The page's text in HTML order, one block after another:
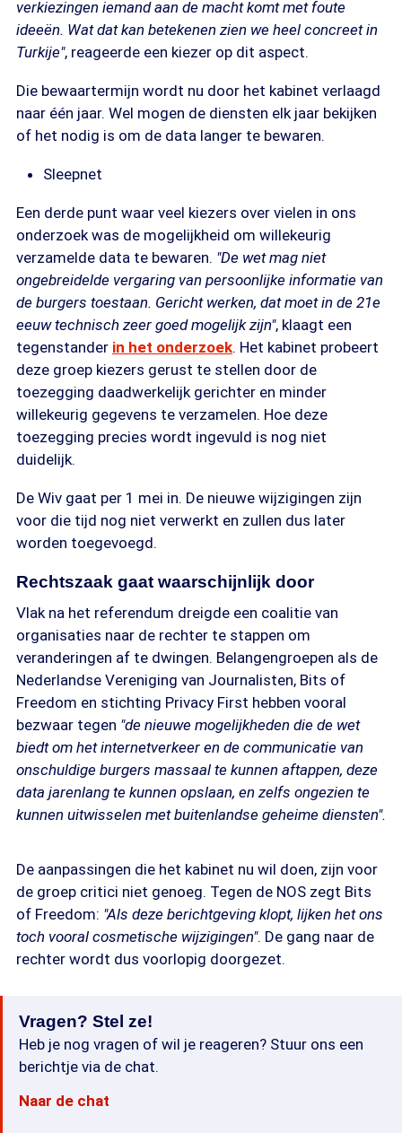
verkiezingen iemand aan de macht komt met foute
ideeën. Wat dat kan betekenen zien we heel concreet in
Turkije", reageerde een kiezer op dit aspect.
Die bewaartermijn wordt nu door het kabinet verlaagd
naar één jaar. Wel mogen de diensten elk jaar bekijken
of het nodig is om de data langer te bewaren.
Sleepnet
Een derde punt waar veel kiezers over vielen in ons
onderzoek was de mogelijkheid om willekeurig
verzamelde data te bewaren. "De wet mag niet
ongebreidelde vergaring van persoonlijke informatie van
de burgers toestaan. Gericht werken, dat moet in de 21e
eeuw technisch zeer goed mogelijk zijn", klaagt een
tegenstander in het onderzoek. Het kabinet probeert
deze groep kiezers gerust te stellen door de
toezegging daadwerkelijk gerichter en minder
willekeurig gegevens te verzamelen. Hoe deze
toezegging precies wordt ingevuld is nog niet
duidelijk.
De Wiv gaat per 1 mei in. De nieuwe wijzigingen zijn
voor die tijd nog niet verwerkt en zullen dus later
worden toegevoegd.
Rechtszaak gaat waarschijnlijk door
Vlak na het referendum dreigde een coalitie van
organisaties naar de rechter te stappen om
veranderingen af te dwingen. Belangengroepen als de
Nederlandse Vereniging van Journalisten, Bits of
Freedom en stichting Privacy First hebben vooral
bezwaar tegen "de nieuwe mogelijkheden die de wet
biedt om het internetverkeer en de communicatie van
onschuldige burgers massaal te kunnen aftappen, deze
data jarenlang te kunnen opslaan, en zelfs ongezien te
kunnen uitwisselen met buitenlandse geheime diensten".
De aanpassingen die het kabinet nu wil doen, zijn voor
de groep critici niet genoeg. Tegen de NOS zegt Bits
of Freedom: "Als deze berichtgeving klopt, lijken het ons
toch vooral cosmetische wijzigingen". De gang naar de
rechter wordt dus voorlopig doorgezet.
Vragen? Stel ze!
Heb je nog vragen of wil je reageren? Stuur ons een
berichtje via de chat.
Naar de chat